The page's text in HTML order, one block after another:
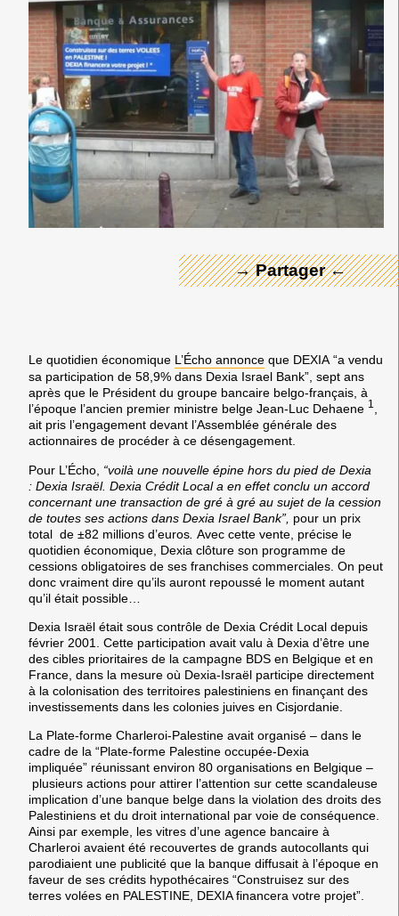
→ Partager ←
← Merci ! →
Le quotidien économique L’Écho annonce que DEXIA“a vendu
sa participation de 58,9% dans Dexia Israel Bank”, sept ans
après que le Président du groupe bancaire belgo-français, à
l’époque l’ancien premier ministre belge Jean-Luc Dehaene 1,
ait pris l’engagement devant l’Assemblée générale des
actionnaires de procéder à ce désengagement.
Pour L’Écho, “voilà une nouvelle épine hors du pied de Dexia
: Dexia Israël. Dexia Crédit Local a en effet conclu un accord
concernant une transaction de gré à gré au sujet de la cession
de toutes ses actions dans Dexia Israel Bank”, pour un prix
total de ±82 millions d’euros Avec cette vente, précise le
quotidien économique, Dexia clôture son programme de
cessions obligatoires de ses franchises commerciales. On peut
donc vraiment dire qu’ils auront repoussé le moment autant
qu’il était possible…
Dexia Israël était sous contrôle de Dexia Crédit Local depuis
février 2001. Cette participation avait valu à Dexia d’être une
des cibles prioritaires de la campagne BDS en Belgique et en
France, dans la mesure où Dexia-Israël participe directement
à la colonisation des territoires palestiniens en finançant des
investissements dans les colonies juives en Cisjordanie.
La Plate-forme Charleroi-Palestine avait organisé – dans le
cadre de la “Plate-forme Palestine occupée-Dexia
impliquée” réunissant environ 80 organisations en Belgique –
plusieurs actions pour attirer l’attention sur cette scandaleuse
implication d’une banque belge dans la violation des droits des
Palestiniens et du droit international par voie de conséquence.
Ainsi par exemple, les vitres d’une agence bancaire à
Charleroi avaient été recouvertes de grands autocollants qui
parodiaient une publicité que la banque diffusait à l’époque en
faveur de ses crédits hypothécaires “Construisez sur des
terres volées en PALESTINE, DEXIA financera votre projet”.